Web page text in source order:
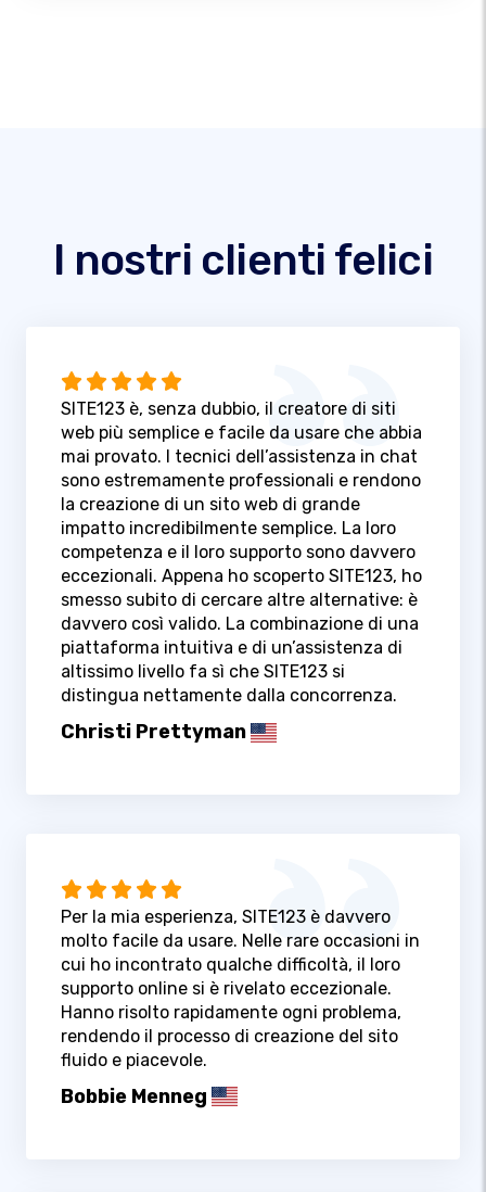
I nostri clienti felici
SITE123 è, senza dubbio, il creatore di siti
web più semplice e facile da usare che abbia
mai provato. I tecnici dell’assistenza in chat
sono estremamente professionali e rendono
la creazione di un sito web di grande
impatto incredibilmente semplice. La loro
competenza e il loro supporto sono davvero
eccezionali. Appena ho scoperto SITE123, ho
smesso subito di cercare altre alternative: è
davvero così valido. La combinazione di una
piattaforma intuitiva e di un’assistenza di
altissimo livello fa sì che SITE123 si
distingua nettamente dalla concorrenza.
Christi Prettyman
Per la mia esperienza, SITE123 è davvero
molto facile da usare. Nelle rare occasioni in
cui ho incontrato qualche difficoltà, il loro
supporto online si è rivelato eccezionale.
Hanno risolto rapidamente ogni problema,
rendendo il processo di creazione del sito
fluido e piacevole.
Bobbie Menneg